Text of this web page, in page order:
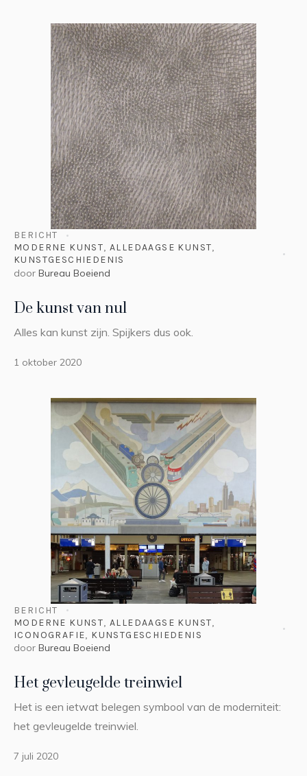
BERICHT
MODERNE KUNST,ALLEDAAGSE KUNST,
KUNSTGESCHIEDENIS
door Bureau Boeiend
De kunst van nul
Alles kan kunst zijn. Spijkers dus ook.
1 oktober 2020
BERICHT
MODERNE KUNST,ALLEDAAGSE KUNST,
ICONOGRAFIE, KUNSTGESCHIEDENIS
door Bureau Boeiend
Het gevleugelde treinwiel
Het is een ietwat belegen symbool van de moderniteit:
het gevleugelde treinwiel.
7 juli 2020